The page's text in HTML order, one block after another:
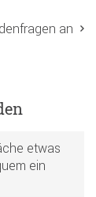
an
etwas
ein